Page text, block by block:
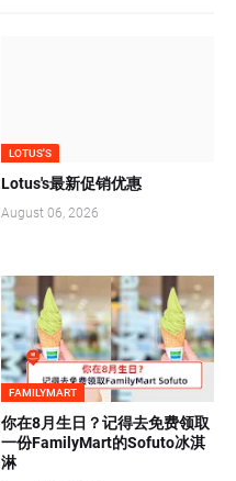
LOTUS'S
Lotus's最新促销优惠
August 06, 2026
FAMILYMART
你在8月生日？记得去免费领取
一份FamilyMart的Sofuto冰淇
淋